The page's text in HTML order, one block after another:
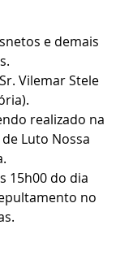
e demais
Vilemar Stele
realizado na
Luto Nossa
15h00 do dia
no